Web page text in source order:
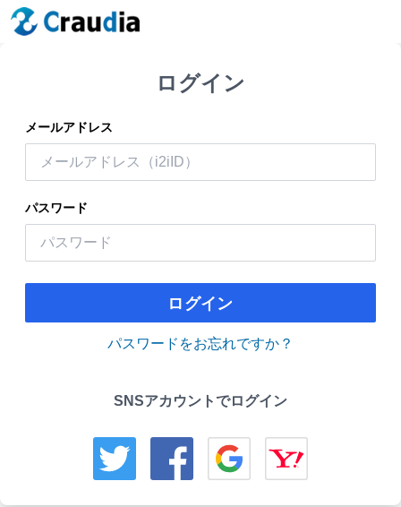
ログイン
メールアドレス
パスワード
ログイン
パスワードをお忘れですか？
SNSアカウントでログイン